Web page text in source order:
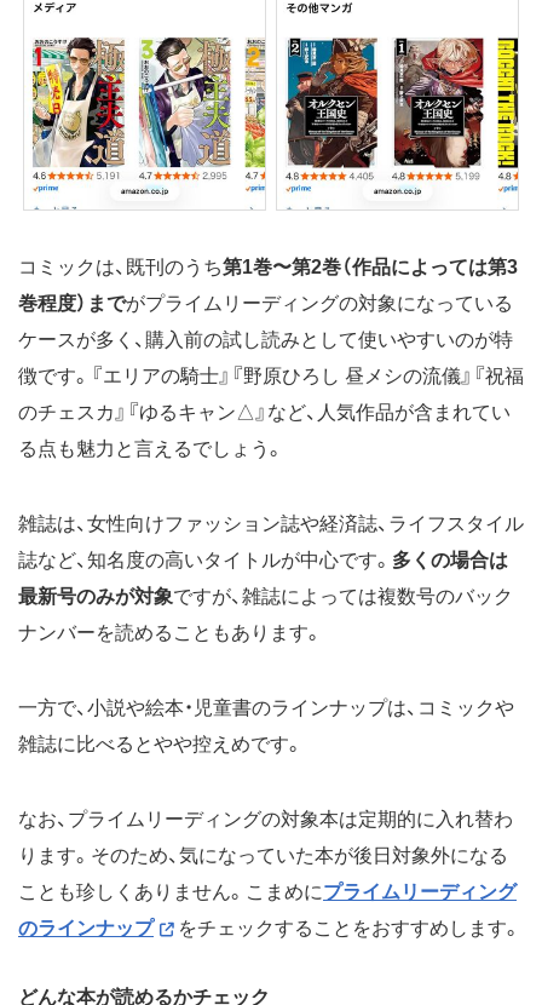
コミックは、既刊のうち第1巻〜第2巻（作品によっては第3
巻程度）までがプライムリーディングの対象になっている
ケースが多く、購入前の試し読みとして使いやすいのが特
徴です。『エリアの騎士』『野原ひろし 昼メシの流儀』『祝福
のチェスカ』『ゆるキャン△』など、人気作品が含まれてい
る点も魅力と言えるでしょう。
雑誌は、女性向けファッション誌や経済誌、ライフスタイル
誌など、知名度の高いタイトルが中心です。 多くの場合は
最新号のみが対象ですが、雑誌によっては複数号のバック
ナンバーを読めることもあります。
一方で、小説や絵本・児童書のラインナップは、コミックや
雑誌に比べるとやや控えめです。
なお、プライムリーディングの対象本は定期的に入れ替わ
ります。そのため、気になっていた本が後日対象外になる
ことも珍しくありません。こまめにプライムリーディング
のラインナップ
をチェックすることをおすすめします。
どんな本が読めるかチェック